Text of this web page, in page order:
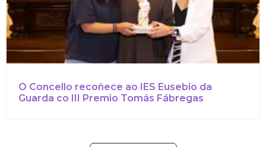
O Concello recoñece ao IES Eusebio da
Guarda co III Premio Tomás Fábregas